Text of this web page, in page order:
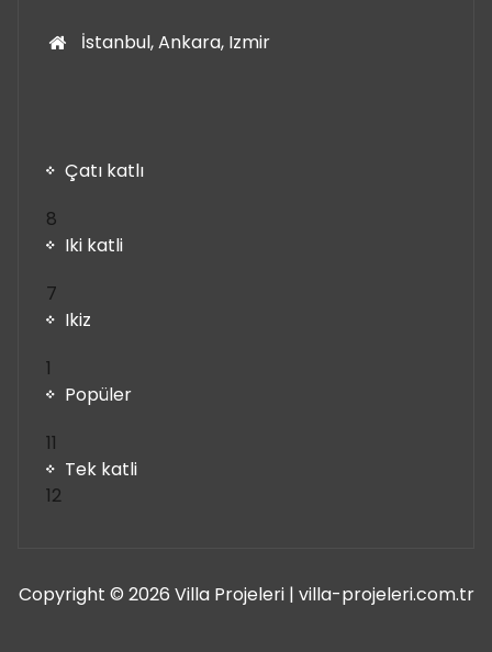
İstanbul, Ankara, Izmir
Çatı katlı
8
ürün
Iki katli
7
ürün
Ikiz
1
ürün
Popüler
11
ürün
Tek katli
1212
Copyright © 2026 Villa Projeleri | villa-projeleri.com.tr